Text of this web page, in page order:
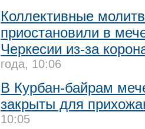
Коллективные
приостановили в
Черкесии из-за
года, 10:06
В Курбан-байрам
закрыты для
10:05